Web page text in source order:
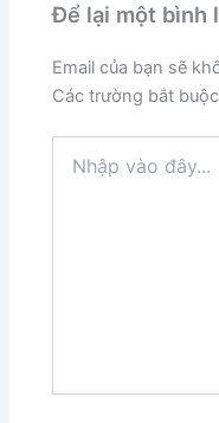
Để lại một bình
Email của bạn sẽ
Các trường bắt
vào